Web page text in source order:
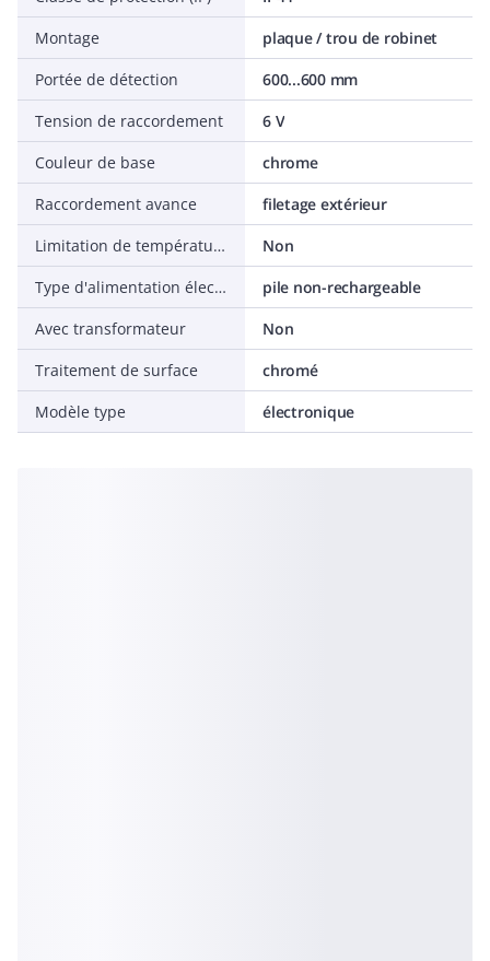
Montage
plaque / trou de robinet
Portée de détection
600...600 mm
Tension de raccordement
6 V
Couleur de base
chrome
Raccordement avance
filetage extérieur
Limitation de température
Non
Type d'alimentation électrique
pile non-rechargeable
Avec transformateur
Non
Traitement de surface
chromé
Modèle type
électronique